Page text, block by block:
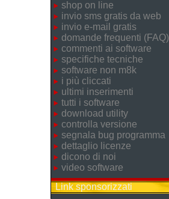
shop on line
invio sms gratis da web
invio e-mail gratis
domande frequenti (FAQ)
commenti ai software
specifiche tecniche
software non m8k
i più cliccati
ultimi inserimenti
tutti i software
download utility
controlla versione
segnala bug programma
dettaglio licenze
dicono di noi
video software
Link sponsorizzati